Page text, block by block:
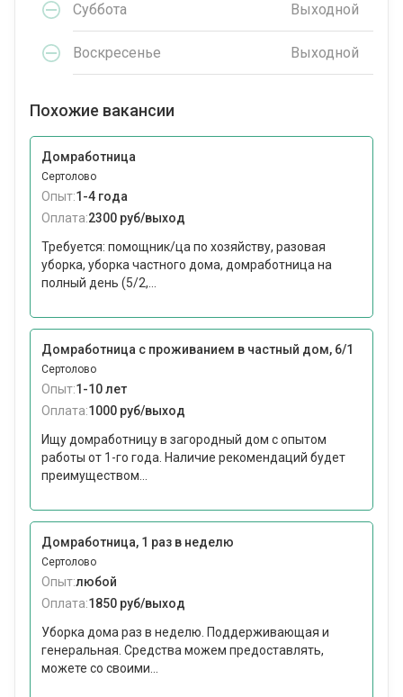
Суббота Выходной
Воскресенье Выходной
Похожие вакансии
Домработница
Сертолово
Опыт:1-4 года
Оплата:2300 руб/выход
Требуется: помощник/ца по хозяйству, разовая
уборка, уборка частного дома, домработница на
полный день (5/2,...
Домработница с проживанием в частный дом, 6/1
Сертолово
Опыт:1-10 лет
Оплата:1000 руб/выход
Ищу домработницу в загородный дом с опытом
работы от 1-го года. Наличие рекомендаций будет
преимуществом...
Домработница, 1 раз в неделю
Сертолово
Опыт:любой
Оплата:1850 руб/выход
Уборка дома раз в неделю. Поддерживающая и
генеральная. Средства можем предоставлять,
можете со своими...